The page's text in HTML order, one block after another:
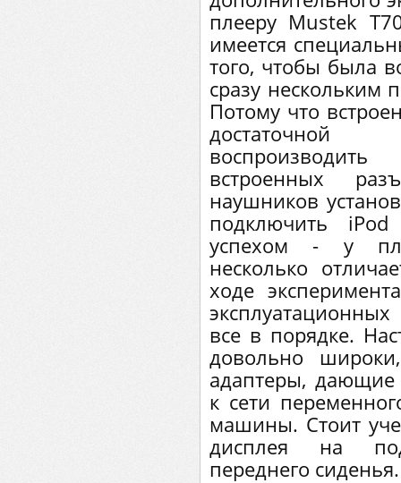
плееру Mustek
имеется
того, чтобы была
сразу нескольким
Потому что
встроенных
наушников
подключить
успехом - у
несколько
ходе
все в порядке.
довольно
адаптеры, дающие
к сети
машины. Стоит
дисплея на
переднего сиденья.